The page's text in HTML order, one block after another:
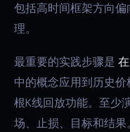
包括高时间框架方向
理。
最重要的实践步骤是
中的概念应用到历史
根K线回放功能。至少
场、止损、目标和结